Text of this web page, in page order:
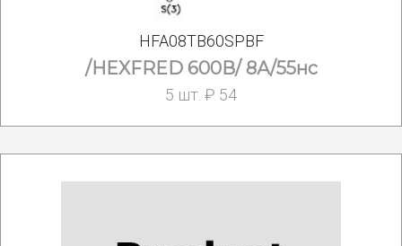
HFA08TB60SPBF
/HEXFRED 600В/ 8А/55нс
5 шт. ₽ 54